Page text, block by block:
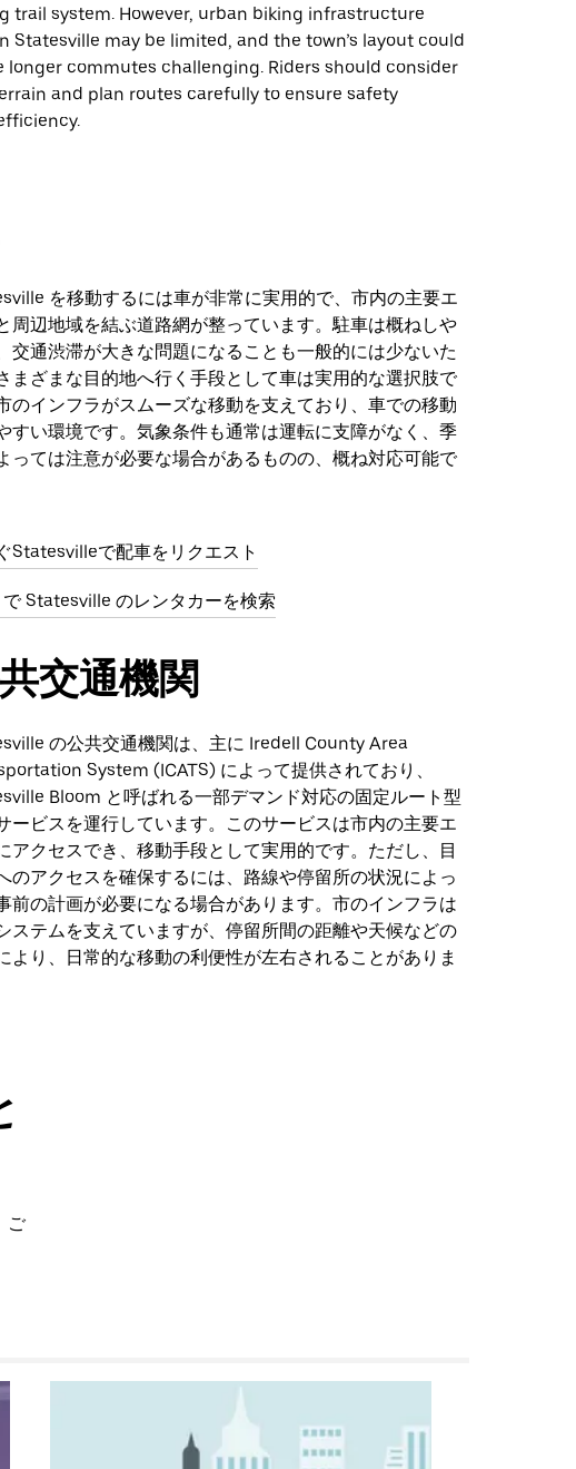
trail system. However, urban biking infrastructure
Statesville may be limited, and the town’s layout could
longer commutes challenging. Riders should consider
and plan routes carefully to ensure safety
を移動するには車が非常に実用的で、市内の主要エ
周辺地域を結ぶ道路網が整っています。駐車は概ねしや
交通渋滞が大きな問題になることも一般的には少ないた
まざまな目的地へ行く手段として車は実用的な選択肢で
のインフラがスムーズな移動を支えており、車での移動
すい環境です。気象条件も通常は運転に支障がなく、季
っては注意が必要な場合があるものの、概ね対応可能で
Statesvilleで配車をリクエスト
Statesville のレンタカーを検索
交通機関
の公共交通機関は、主に Iredell County Area
System (ICATS) によって提供されており、
Bloom と呼ばれる一部デマンド対応の固定ルート型
ービスを運行しています。このサービスは市内の主要エ
アクセスでき、移動手段として実用的です。ただし、目
のアクセスを確保するには、路線や停留所の状況によっ
前の計画が必要になる場合があります。市のインフラは
ステムを支えていますが、停留所間の距離や天候などの
より、日常的な移動の利便性が左右されることがありま
ご